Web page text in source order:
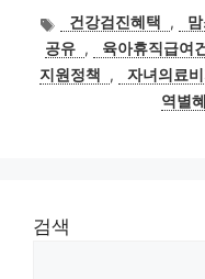
태
그
건강검진혜택 ,
공유 , 육아휴직급여
지원정책
, 자녀의료비
역별
검색